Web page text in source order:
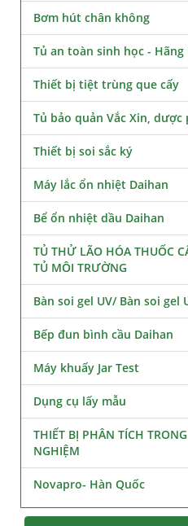
Bơm hút chân không
Tủ an toàn sinh học - Hãng
Thiết bị tiệt trùng que cấy
Tủ bảo quản Vắc Xin, dược
Thiết bị soi sắc ký
Máy lắc ổn nhiệt Daihan
Bể ổn nhiệt dầu Daihan
TỦ THỬ LÃO HÓA THUỐC
TỦ MÔI TRƯỜNG
Bàn soi gel UV/ Bàn soi gel
Bếp đun bình cầu Daihan
Máy khuấy Jar Test
Dụng cụ lấy mẫu
THIẾT BỊ PHÂN TÍCH
NGHIỆM
Novapro- Hàn Quốc